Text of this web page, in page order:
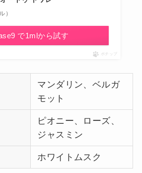
）
で1mlから試す
ポチップ
マンダリン、ベルガ
モット
ピオニー、ローズ、
ジャスミン
ホワイトムスク